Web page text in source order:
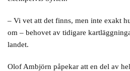
– Vi vet att det finns, men inte exakt
om – behovet av tidigare
landet.
Olof Ambjörn påpekar att en del av